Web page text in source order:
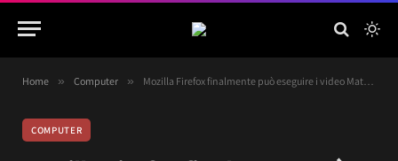
Home » Computer » Mozilla Firefox finalmente può eseguire i video Matroska
COMPUTER